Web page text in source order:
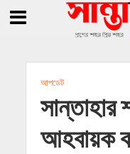
জিললুর, সাধারণ সম্পাদক সোহাগ
আপডেট
সান্তাহার
আহবায়ক